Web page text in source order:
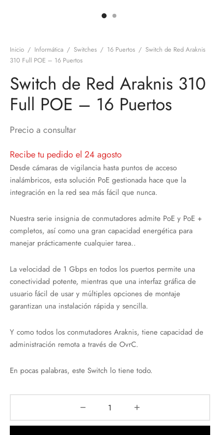
Inicio / Informática / Switches / 16 Puertos / Switch de Red Araknis
310 Full POE – 16 Puertos
Switch de Red Araknis 310
Full POE – 16 Puertos
Precio a consultar
Recibe tu pedido el 24 agosto
Desde cámaras de vigilancia hasta puntos de acceso
inalámbricos, esta solución PoE gestionada hace que la
integración en la red sea más fácil que nunca.
Nuestra serie insignia de conmutadores admite PoE y PoE +
completos, así como una gran capacidad energética para
manejar prácticamente cualquier tarea..
La velocidad de 1 Gbps en todos los puertos permite una
conectividad potente, mientras que una interfaz gráfica de
usuario fácil de usar y múltiples opciones de montaje
garantizan una instalación rápida y sencilla.
Y como todos los conmutadores Araknis, tiene capacidad de
administración remota a través de OvrC.
En pocas palabras, este Switch lo tiene todo.
Equipos de Sonido